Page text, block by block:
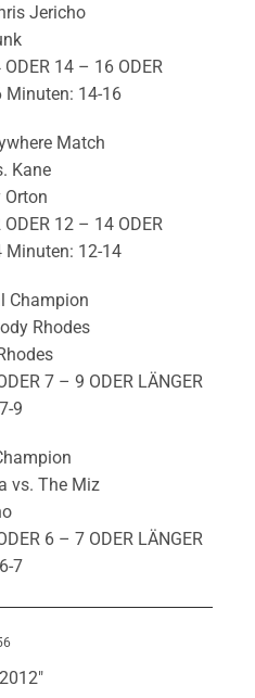
Jericho
14 – 16 ODER
Minuten: 14-16
Match
Kane
Orton
12 – 14 ODER
Minuten: 12-14
Champion
Rhodes
7 – 9 ODER LÄNGER
9
vs. The Miz
6 – 7 ODER LÄNGER
7